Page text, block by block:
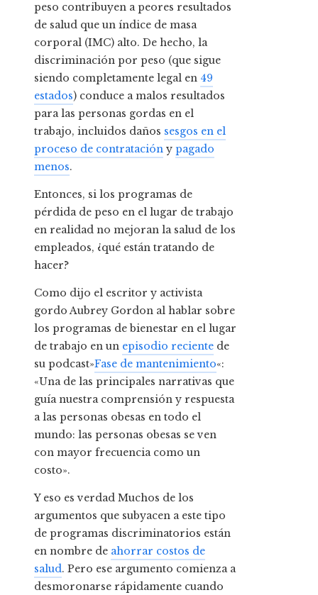
peso contribuyen a peores resultados
de salud que un índice de masa
corporal (IMC) alto. De hecho, la
discriminación por peso (que sigue
siendo completamente legal en 49
estados) conduce a malos resultados
para las personas gordas en el
trabajo, incluidos daños sesgos en el
proceso de contratación y pagado
menos.
Entonces, si los programas de
pérdida de peso en el lugar de trabajo
en realidad no mejoran la salud de los
empleados, ¿qué están tratando de
hacer?
Como dijo el escritor y activista
gordo Aubrey Gordon al hablar sobre
los programas de bienestar en el lugar
de trabajo en un episodio reciente de
su podcast»Fase de mantenimiento«:
«Una de las principales narrativas que
guía nuestra comprensión y respuesta
a las personas obesas en todo el
mundo: las personas obesas se ven
con mayor frecuencia como un
costo».
Y eso es verdad Muchos de los
argumentos que subyacen a este tipo
de programas discriminatorios están
en nombre de ahorrar costos de
salud. Pero ese argumento comienza a
desmoronarse rápidamente cuando